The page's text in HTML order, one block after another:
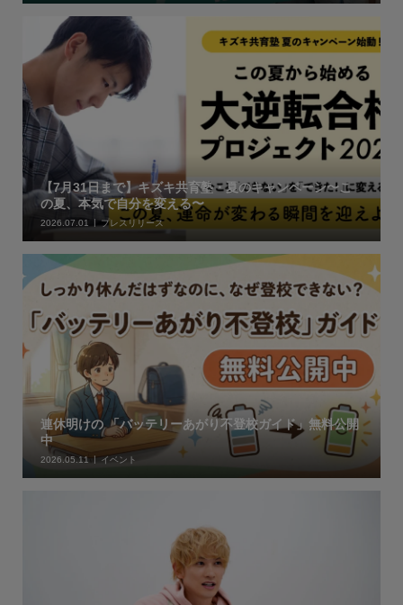
【7月31日まで】キズキ共育塾・夏のキャンペーン〜こ
の夏、本気で自分を変える〜
2026.07.01 プレスリリース
連休明けの 「バッテリーあがり不登校ガイド」無料公開
中
2026.05.11 イベント